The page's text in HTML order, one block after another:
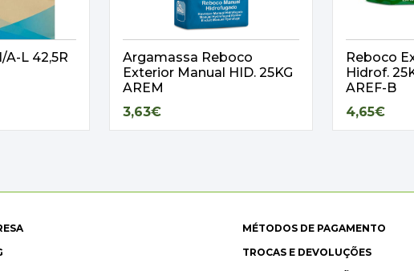
L 42,5R
Argamassa Reboco
Exterior Manual HID. 25KG
AREM
3,63€
Reboco
Hidrof.
AREF-B
4,65€
MÉTODOS DE PAGAMENTO
TROCAS E DEVOLUÇÕES